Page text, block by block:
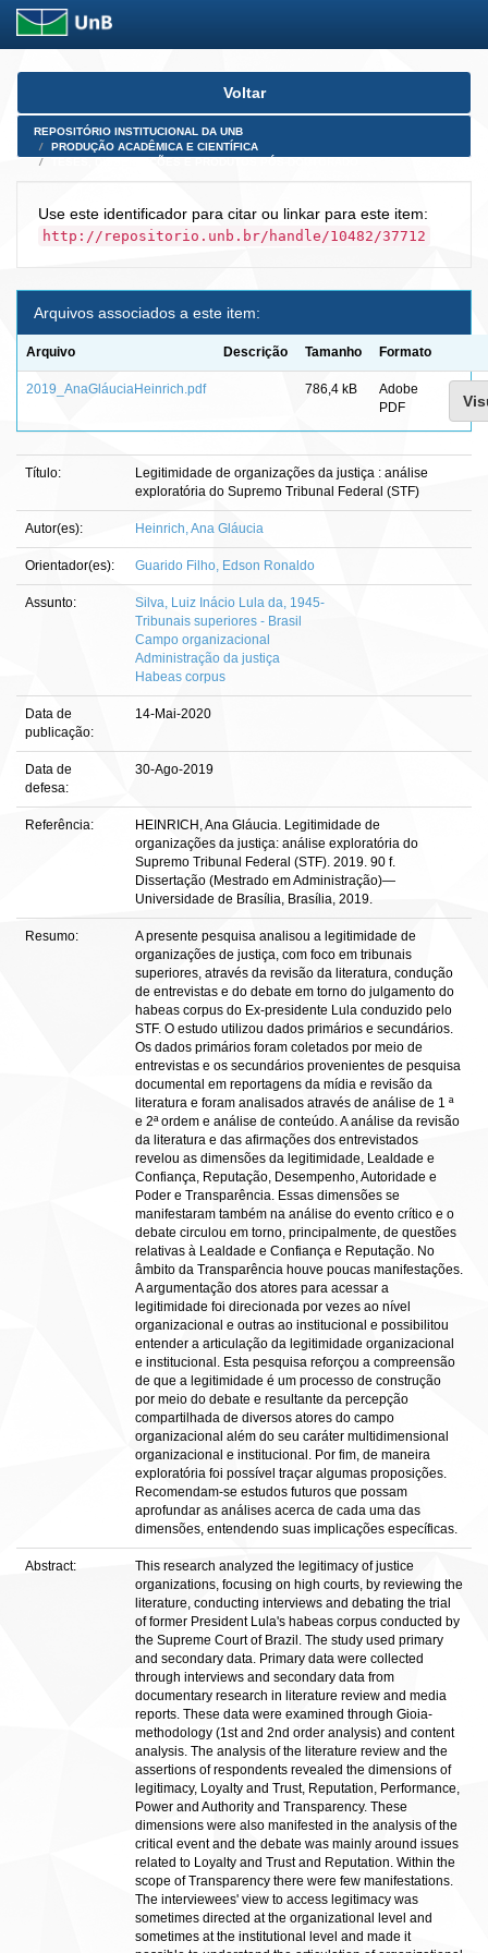
Skip
Voltar
REPOSITÓRIO INSTITUCIONAL DA UNB
PRODUÇÃO ACADÊMICA E CIENTÍFICA
Use este identificador para citar ou linkar para este item:
http://repositorio.unb.br/handle/10482/37712
Arquivos associados a este item:
Arquivo Descrição Tamanho Formato
2019_AnaGláuciaHeinrich.pdf 786,4 kB
Adobe
PDF
Título:
Legitimidade de organizações da justiça : análise
exploratória do Supremo Tribunal Federal (STF)
Autor(es): Heinrich, Ana Gláucia
Orientador(es): Guarido Filho, Edson Ronaldo
Assunto:
Silva, Luiz Inácio Lula da, 1945-
Tribunais superiores - Brasil
Campo organizacional
Administração da justiça
Habeas corpus
Data de
publicação:
14-Mai-2020
Data de
defesa:
30-Ago-2019
Referência:
HEINRICH, Ana Gláucia. Legitimidade de
organizações da justiça: análise exploratória do
Supremo Tribunal Federal (STF). 2019. 90 f.
Dissertação (Mestrado em Administração)—
Universidade de Brasília, Brasília, 2019.
Resumo:
A presente pesquisa analisou a legitimidade de
organizações de justiça, com foco em tribunais
superiores, através da revisão da literatura, condução
de entrevistas e do debate em torno do julgamento do
habeas corpus do Ex-presidente Lula conduzido pelo
STF. O estudo utilizou dados primários e secundários.
Os dados primários foram coletados por meio de
entrevistas e os secundários provenientes de pesquisa
documental em reportagens da mídia e revisão da
literatura e foram analisados através de análise de 1 ª
e 2ª ordem e análise de conteúdo. A análise da revisão
da literatura e das afirmações dos entrevistados
revelou as dimensões da legitimidade, Lealdade e
Confiança, Reputação, Desempenho, Autoridade e
Poder e Transparência. Essas dimensões se
manifestaram também na análise do evento crítico e o
debate circulou em torno, principalmente, de questões
relativas à Lealdade e Confiança e Reputação. No
âmbito da Transparência houve poucas manifestações.
A argumentação dos atores para acessar a
legitimidade foi direcionada por vezes ao nível
organizacional e outras ao institucional e possibilitou
entender a articulação da legitimidade organizacional
e institucional. Esta pesquisa reforçou a compreensão
de que a legitimidade é um processo de construção
por meio do debate e resultante da percepção
compartilhada de diversos atores do campo
organizacional além do seu caráter multidimensional
organizacional e institucional. Por fim, de maneira
exploratória foi possível traçar algumas proposições.
Recomendam-se estudos futuros que possam
aprofundar as análises acerca de cada uma das
dimensões, entendendo suas implicações específicas.
Abstract:
This research analyzed the legitimacy of justice
organizations, focusing on high courts, by reviewing the
literature, conducting interviews and debating the trial
of former President Lula's habeas corpus conducted by
the Supreme Court of Brazil. The study used primary
and secondary data. Primary data were collected
through interviews and secondary data from
documentary research in literature review and media
reports. These data were examined through Gioia-
methodology (1st and 2nd order analysis) and content
analysis. The analysis of the literature review and the
assertions of respondents revealed the dimensions of
legitimacy, Loyalty and Trust, Reputation, Performance,
Power and Authority and Transparency. These
dimensions were also manifested in the analysis of the
critical event and the debate was mainly around issues
related to Loyalty and Trust and Reputation. Within the
scope of Transparency there were few manifestations.
The interviewees' view to access legitimacy was
sometimes directed at the organizational level and
sometimes at the institutional level and made it